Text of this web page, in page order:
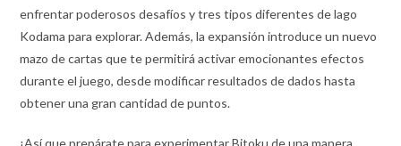
enfrentar poderosos desafíos y tres tipos diferentes de lago
Kodama para explorar. Además, la expansión introduce un nuevo
mazo de cartas que te permitirá activar emocionantes efectos
durante el juego, desde modificar resultados de dados hasta
obtener una gran cantidad de puntos.
¡Así que prepárate para experimentar Bitoku de una manera